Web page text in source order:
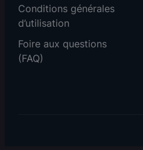
Conditions générales
d’utilisation
Foire aux questions
(FAQ)